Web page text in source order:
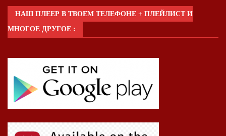
НАШ ПЛЕЕР В ТВОЕМ ТЕЛЕФОНЕ + ПЛЕЙЛИСТ И
МНОГОЕ ДРУГОЕ :